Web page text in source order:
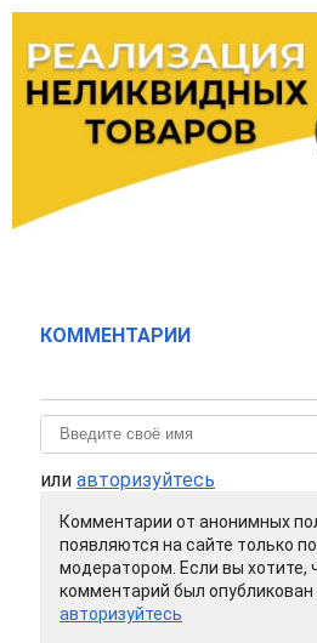
КОММЕНТАРИИ
или авторизуйтесь
Комментарии от анонимных
появляются на сайте только
модератором. Если вы хотите,
комментарий был опубликован
авторизуйтесь